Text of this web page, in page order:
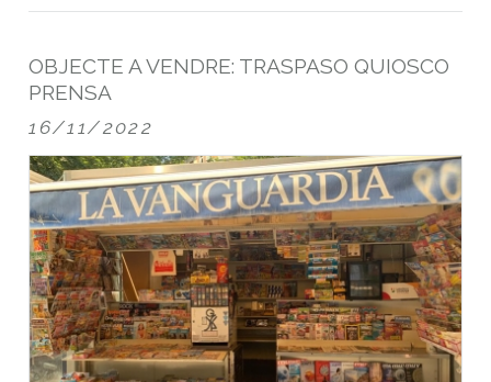
16/11/2022
OBJECTE A VENDRE: TRASPASO QUIOSCO
PRENSA